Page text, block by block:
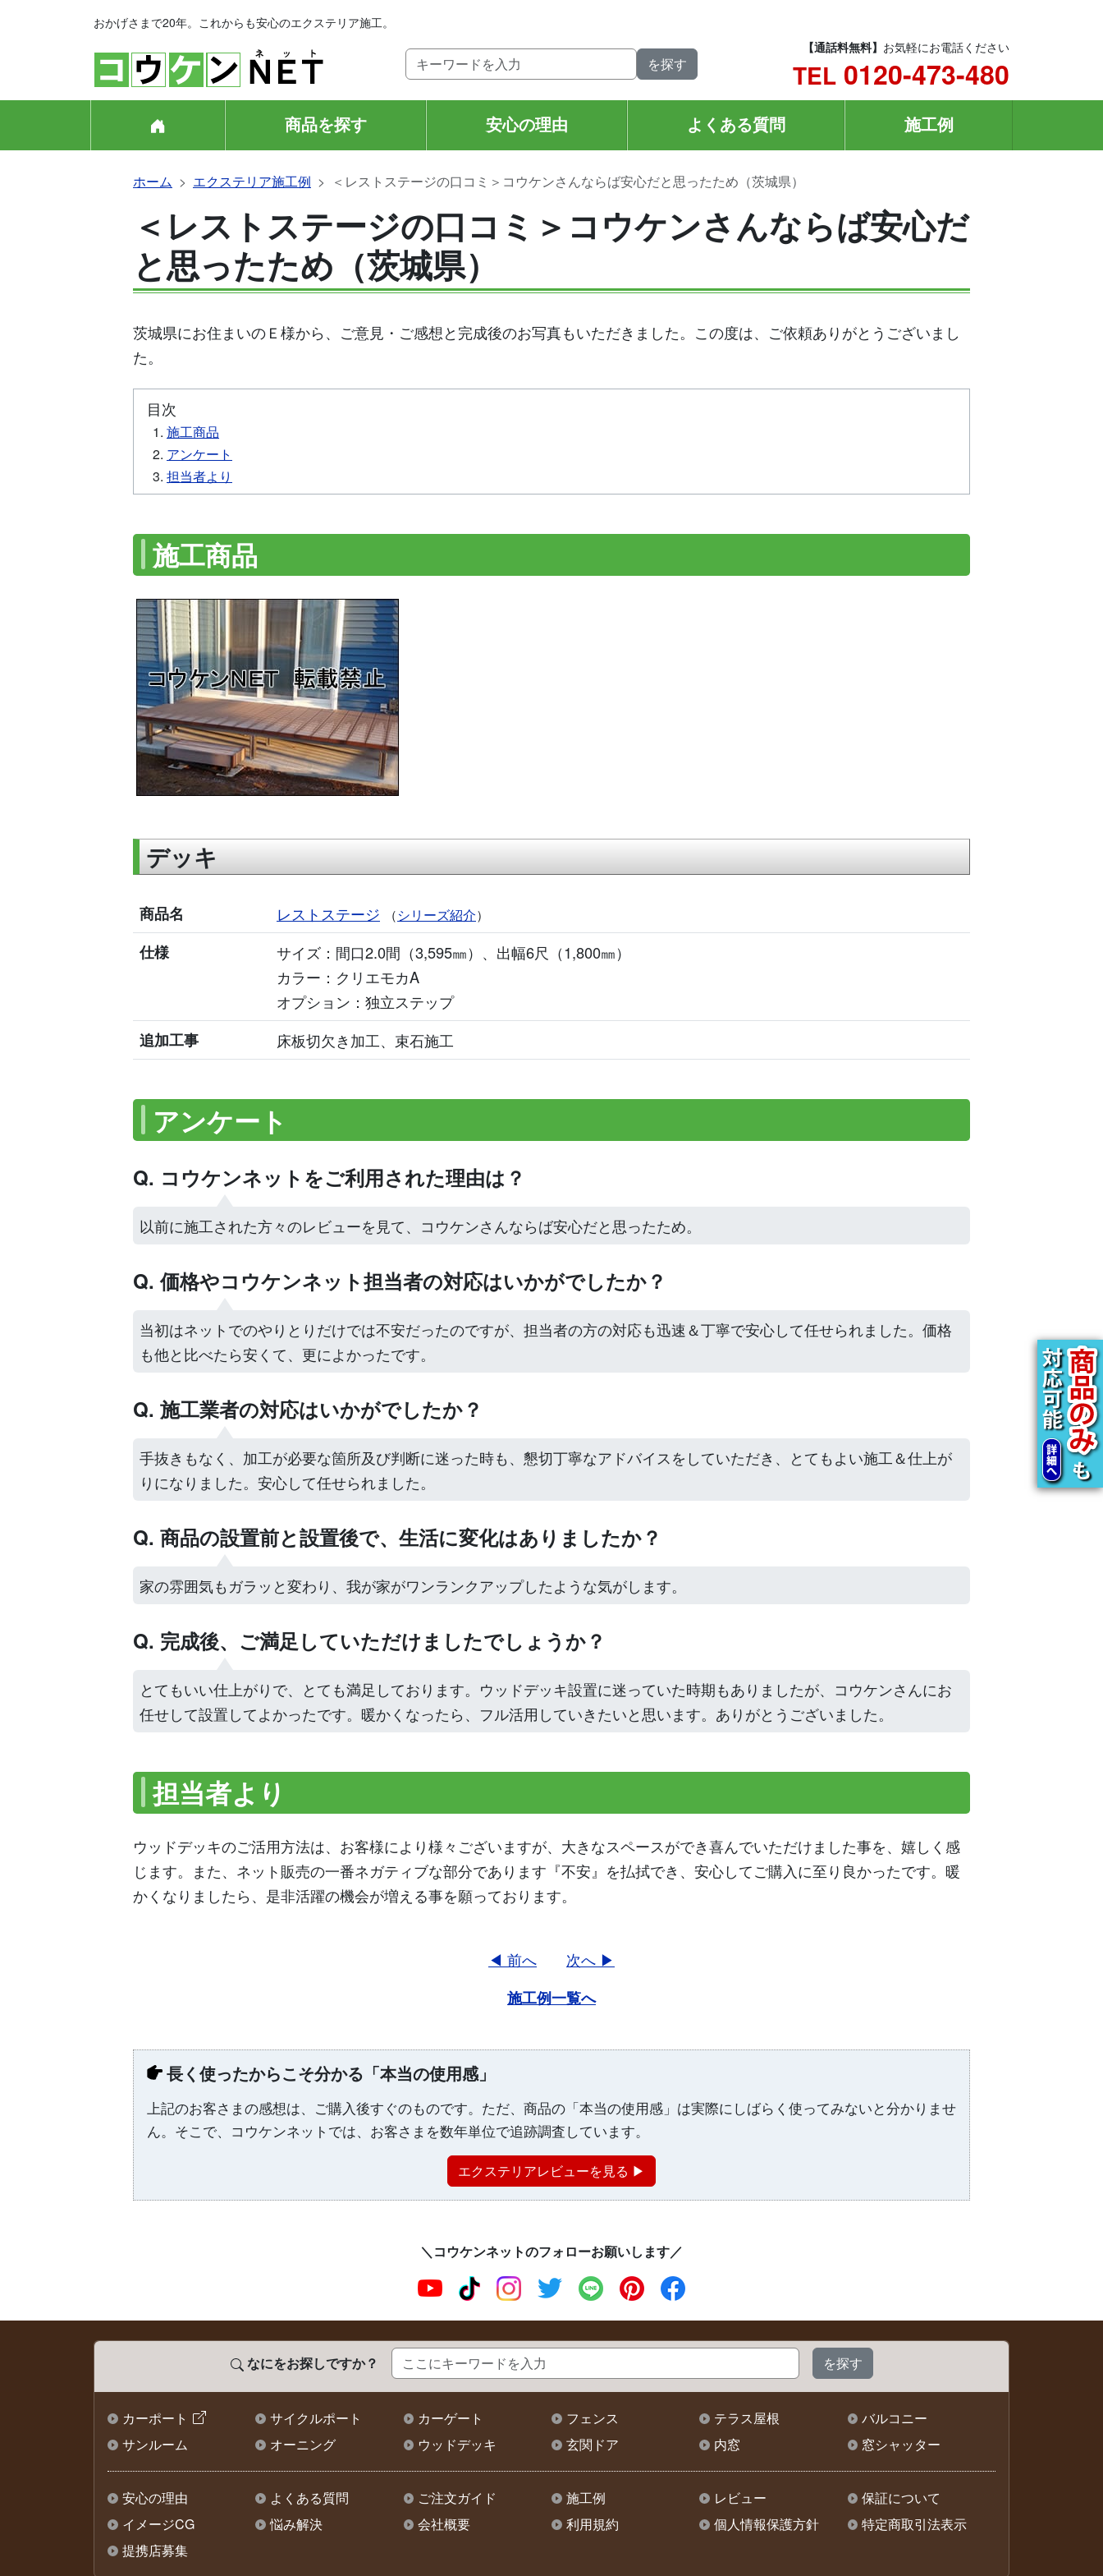
おかげさまで20年。これからも安心のエクステリア施工。
【通話料無料】 お気軽にお電話ください
TEL 0120-473-480
商品を探す 安心の理由 よくある質問 施工例
ホーム エクステリア施工例 ＜レストステージの口コミ＞コウケンさんならば安心だと思ったため（茨城県）
＜レストステージの口コミ＞コウケンさんならば安心だ
と思ったため（茨城県）
茨城県にお住まいのＥ様から、ご意見・ご感想と完成後のお写真もいただきました。この度は、ご依頼ありがとうございまし
た。
目次
施工商品
アンケート
担当者より
施工商品
デッキ
商品名 レストステージ （シリーズ紹介）
仕様
サイズ：間口2.0間（3,595㎜）、出幅6尺（1,800㎜）
カラー：クリエモカA
オプション：独立ステップ
追加工事 床板切欠き加工、束石施工
アンケート
Q. コウケンネットをご利用された理由は？
以前に施工された方々のレビューを見て、コウケンさんならば安心だと思ったため。
Q. 価格やコウケンネット担当者の対応はいかがでしたか？
当初はネットでのやりとりだけでは不安だったのですが、担当者の方の対応も迅速＆丁寧で安心して任せられました。価格
も他と比べたら安くて、更によかったです。
Q. 施工業者の対応はいかがでしたか？
手抜きもなく、加工が必要な箇所及び判断に迷った時も、懇切丁寧なアドバイスをしていただき、とてもよい施工＆仕上が
りになりました。安心して任せられました。
Q. 商品の設置前と設置後で、生活に変化はありましたか？
家の雰囲気もガラッと変わり、我が家がワンランクアップしたような気がします。
Q. 完成後、ご満足していただけましたでしょうか？
とてもいい仕上がりで、とても満足しております。ウッドデッキ設置に迷っていた時期もありましたが、コウケンさんにお
任せして設置してよかったです。暖かくなったら、フル活用していきたいと思います。ありがとうございました。
担当者より
ウッドデッキのご活用方法は、お客様により様々ございますが、大きなスペースができ喜んでいただけました事を、嬉しく感
じます。また、ネット販売の一番ネガティブな部分であります『不安』を払拭でき、安心してご購入に至り良かったです。暖
かくなりましたら、是非活躍の機会が増える事を願っております。
◀ 前へ 次へ ▶
施工例一覧へ
長く使ったからこそ分かる「本当の使用感」
上記のお客さまの感想は、ご購入後すぐのものです。ただ、商品の「本当の使用感」は実際にしばらく使ってみないと分かりませ
ん。そこで、コウケンネットでは、お客さまを数年単位で追跡調査しています。
エクステリアレビューを見る ▶
＼コウケンネットのフォローお願いします／
なにをお探しですか？
カーポート サイクルポート カーゲート フェンス テラス屋根
バルコニー
サンルーム
オーニング ウッドデッキ 玄関ドア 内窓 窓シャッター
安心の理由 よくある質問 ご注文ガイド 施工例 レビュー
保証について
イメージCG
悩み解決 会社概要 利用規約 個人情報保護方針
特定商取引法表示
提携店募集